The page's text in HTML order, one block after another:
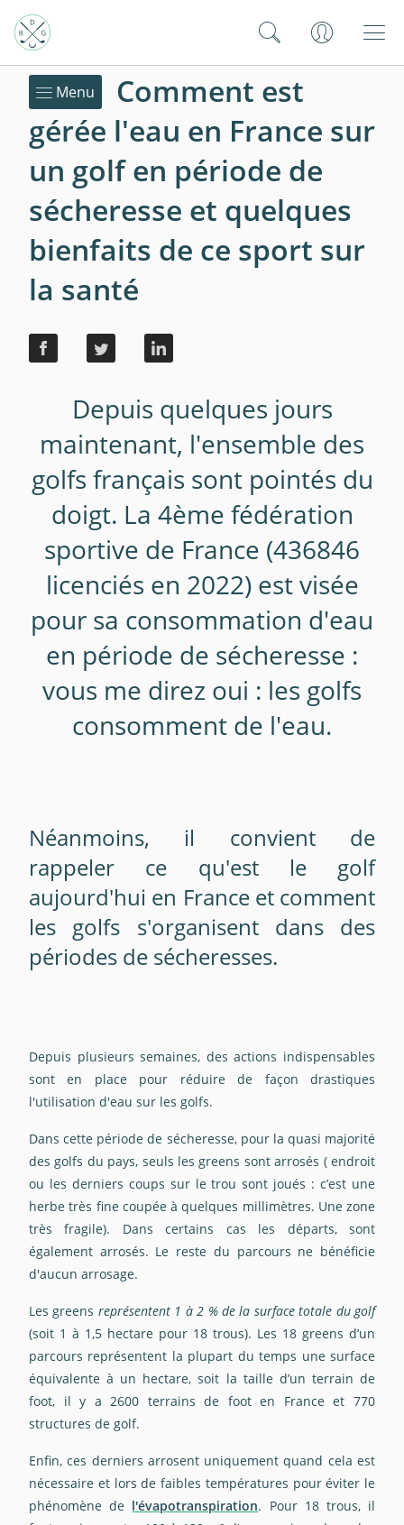
Menu
Comment est
gérée l'eau en France sur
un golf en période de
sécheresse et quelques
bienfaits de ce sport sur
la santé
Depuis quelques jours
maintenant, l'ensemble des
golfs français sont pointés du
doigt. La 4ème fédération
sportive de France (436846
licenciés en 2022) est visée
pour sa consommation d'eau
en période de sécheresse :
vous me direz oui : les golfs
consomment de l'eau.
Néanmoins, il convient de
rappeler ce qu'est le golf
aujourd'hui en France et comment
les golfs s'organisent dans des
périodes de sécheresses.
Depuis plusieurs semaines, des actions indispensables
sont en place pour réduire de façon drastiques
l'utilisation d'eau sur les golfs.
Dans cette période de sécheresse, pour la quasi majorité
des golfs du pays, seuls les greens sont arrosés ( endroit
ou les derniers coups sur le trou sont joués : c’est une
herbe très fine coupée à quelques millimètres. Une zone
très fragile). Dans certains cas les départs, sont
également arrosés. Le reste du parcours ne bénéficie
d'aucun arrosage.
Les greens représentent 1 à 2 % de la surface totale du golf
(soit 1 à 1,5 hectare pour 18 trous). Les 18 greens d’un
parcours représentent la plupart du temps une surface
équivalente à un hectare, soit la taille d’un terrain de
foot, il y a 2600 terrains de foot en France et 770
structures de golf.
Enfin, ces derniers arrosent uniquement quand cela est
nécessaire et lors de faibles températures pour éviter le
phénomène de l'évapotranspiration. Pour 18 trous, il